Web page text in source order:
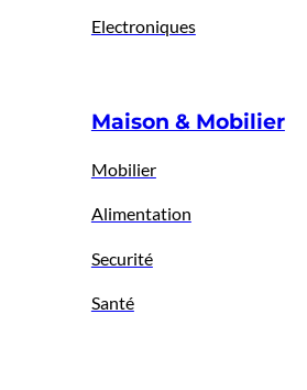
Electroniques
Maison & Mobilier
Mobilier
Alimentation
Securité
Santé